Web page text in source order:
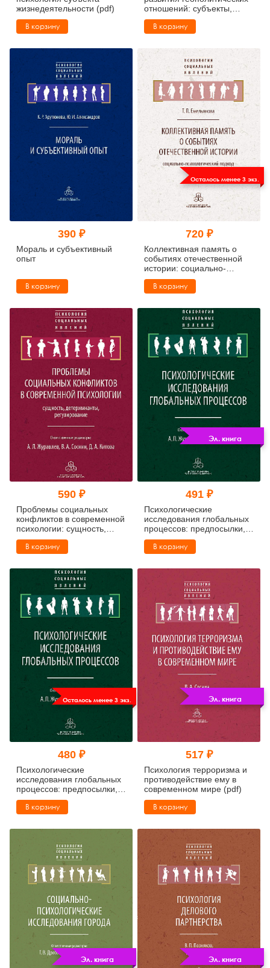
жизнедеятельности (pdf)
В корзину
отношений: субъекты,
механизмы, тенденции
(pdf)
В корзину
390 ₽
Мораль и субъективный
опыт
В корзину
Осталось менее 3 экз.
720 ₽
Коллективная память о
событиях отечественной
истории: социально-
психологический подход
В корзину
590 ₽
Проблемы социальных
конфликтов в современной
психологии: сущность,
детерминанты,
регулирование
В корзину
Эл. книга
491 ₽
Психологические
исследования глобальных
процессов: предпосылки,
тенденции, перспективы
(pdf)
В корзину
Осталось менее 3 экз.
480 ₽
Психологические
исследования глобальных
процессов: предпосылки,
тенденции, перспективы
В корзину
Эл. книга
517 ₽
Психология терроризма и
противодействие ему в
современном мире (pdf)
В корзину
Эл. книга Эл. книга